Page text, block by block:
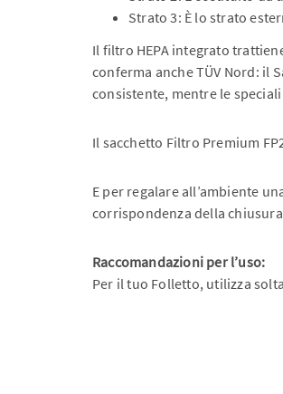
Strato 3: È lo strato
Il filtro HEPA integrato
conferma anche TÜV Nord: il
consistente, mentre le
Il sacchetto Filtro Premium
E per regalare all’ambiente
corrispondenza della
Raccomandazioni per l’uso:
Per il tuo Folletto, utilizza